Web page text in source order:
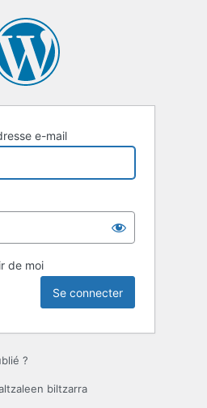
e-mail
de moi
?
biltzarra